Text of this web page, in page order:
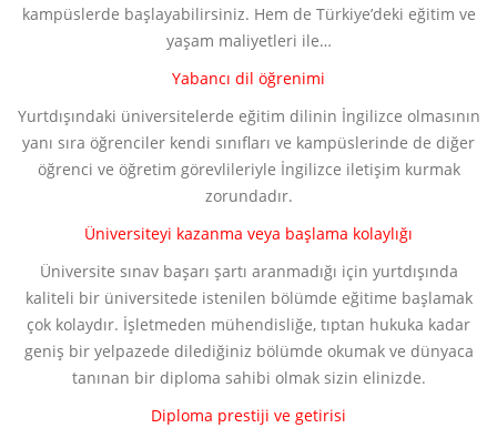
kampüslerde başlayabilirsiniz. Hem de Türkiye’deki eğitim ve
yaşam maliyetleri ile…
Yabancı dil öğrenimi
Yurtdışındaki üniversitelerde eğitim dilinin İngilizce olmasının
yanı sıra öğrenciler kendi sınıfları ve kampüslerinde de diğer
öğrenci ve öğretim görevlileriyle İngilizce iletişim kurmak
zorundadır.
Üniversiteyi kazanma veya başlama kolaylığı
Üniversite sınav başarı şartı aranmadığı için yurtdışında
kaliteli bir üniversitede istenilen bölümde eğitime başlamak
çok kolaydır. İşletmeden mühendisliğe, tıptan hukuka kadar
geniş bir yelpazede dilediğiniz bölümde okumak ve dünyaca
tanınan bir diploma sahibi olmak sizin elinizde.
Diploma prestiji ve getirisi